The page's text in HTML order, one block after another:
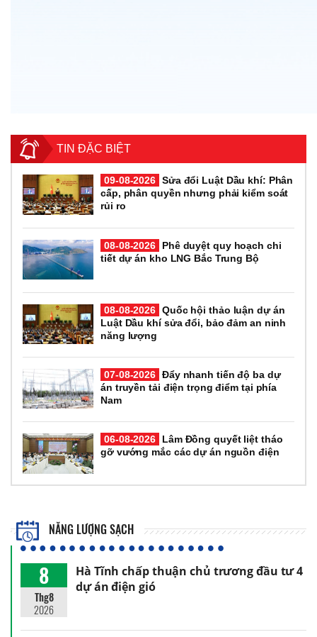
TIN ĐẶC BIỆT
09-08-2026 Sửa đổi Luật Dầu khí: Phân
cấp, phân quyền nhưng phải kiểm soát
rủi ro
08-08-2026
Phê duyệt quy hoạch chi
tiết dự án kho LNG Bắc Trung Bộ
08-08-2026 Quốc hội thảo luận dự án
Luật Dầu khí sửa đổi, bảo đảm an ninh
năng lượng
07-08-2026 Đẩy nhanh tiến độ ba dự
án truyền tải điện trọng điểm tại phía
Nam
06-08-2026
Lâm Đồng quyết liệt tháo
gỡ vướng mắc các dự án nguồn điện
NĂNG LƯỢNG SẠCH
8
Thg8
2026
Hà Tĩnh chấp thuận chủ trương đầu tư 4
dự án điện gió